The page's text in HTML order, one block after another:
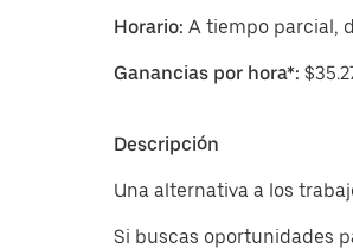
Horario: A tiempo parcial,
Ganancias por hora*:
Descripción
Una alternativa a los
Si buscas oportunidades